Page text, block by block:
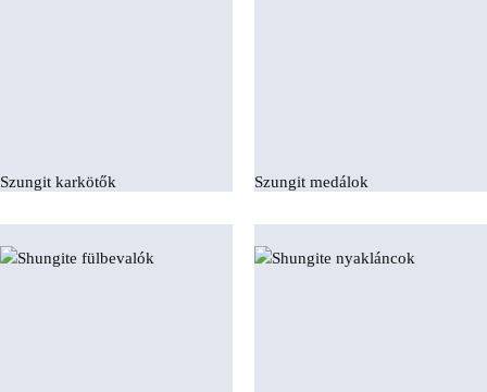
Szungit karkötők Szungit medálok